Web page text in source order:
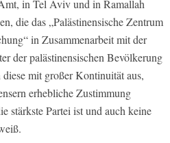
in Tel Aviv und in Ramallah
die das „Palästinensische Zentrum
in Zusammenarbeit mit der
der palästinensischen Bevölkerung
mit großer Kontinuität aus,
erhebliche Zustimmung
stärkste Partei ist und auch keine